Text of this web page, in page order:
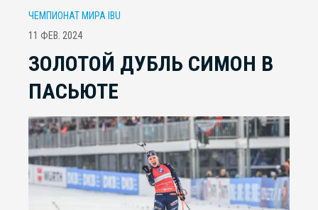
ЧЕМПИОНАТ МИРА IBU
11 ФЕВ. 2024
ЗОЛОТОЙ ДУБЛЬ СИМОН В
ПАСЬЮТЕ